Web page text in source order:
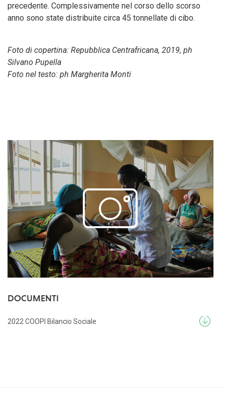
precedente. Complessivamente nel corso dello scorso
anno sono state distribuite circa 45 tonnellate di cibo.
Foto di copertina: Repubblica Centrafricana, 2019, ph
Silvano Pupella
Foto nel testo: ph Margherita Monti
DOCUMENTI
2022 COOPI Bilancio Sociale